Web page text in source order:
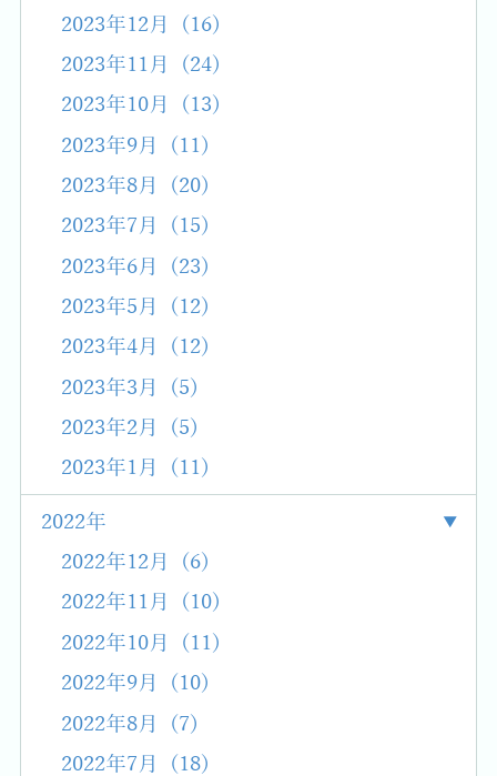
2023年12月 (16)
2023年11月 (24)
2023年10月 (13)
2023年9月 (11)
2023年8月 (20)
2023年7月 (15)
2023年6月 (23)
2023年5月 (12)
2023年4月 (12)
2023年3月 (5)
2023年2月 (5)
2023年1月 (11)
2022年
2022年12月 (6)
2022年11月 (10)
2022年10月 (11)
2022年9月 (10)
2022年8月 (7)
2022年7月 (18)